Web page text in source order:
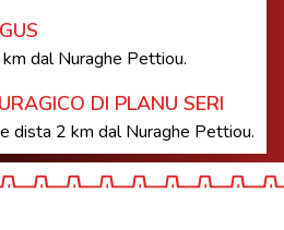
dal Nuraghe Pettiou.
DI PLANU SERI
dista 2 km dal Nuraghe Pettiou.